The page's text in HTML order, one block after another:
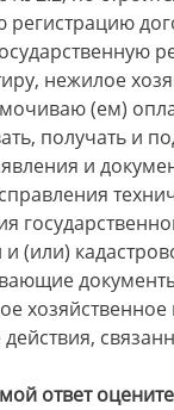
регистрацию
нежилое
(ем)
получать и
и
(или)
ответ